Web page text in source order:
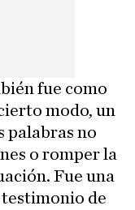
fue como
modo, un
palabras no
o romper la
Fue una
de